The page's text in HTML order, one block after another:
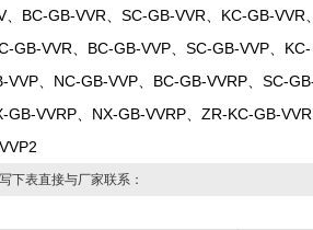
BC-GB-VVR、SC-GB-VVR、KC-GB-VVR、
GB-VVR、BC-GB-VVP、SC-GB-VVP、KC-
、NC-GB-VVP、BC-GB-VVRP、SC-
VVRP、NX-GB-VVRP、ZR-KC-GB-VVR
下表直接与厂家联系：